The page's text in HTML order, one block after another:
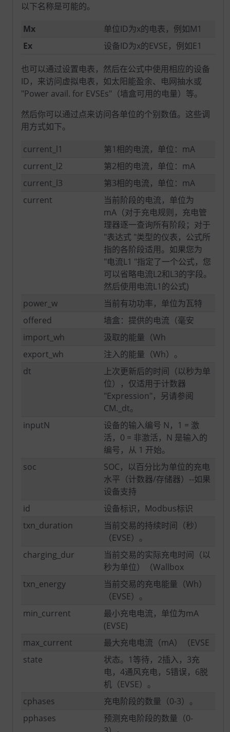
以下名称是可能的。
Mx
单位ID为x的电表，例如M1
Ex
设备ID为x的EVSE，例如E1
也可以通过设置电表，然后在公式中使用相应的设备
ID，来访问虚拟电表，如太阳能盈余、电网抽水或
"Power avail. for EVSEs"（墙盒可用的电量）等。
然后你可以通过点来访问各单位的个别数值。这些调
用方式如下。
current_l1
第1相的电流，单位：mA
current_l2
第2相的电流，单位：mA
current_l3
第3相的电流，单位：mA
current
当前阶段的电流，单位为
mA（对于充电规则，充电管
理器逐一查询所有阶段；对于
"表达式 "类型的仪表，公式所
指的各阶段适用。如果您为
"电流L1 "指定了一个公式，您
可以省略电流L2和L3的字段。
然后使用电流L1的公式)
power_w
当前有功功率，单位为瓦特
offered
墙盒：提供的电流（毫安
import_wh
汲取的能量（Wh
export_wh
注入的能量（Wh）。
dt
上次更新后的时间（以秒为单
位），仅适用于计数器
"Expression"，另请参阅
CM._dt。
inputN
设备的输入编号 N，1 = 激
活，0 = 非激活，N 是输入的
编号，从 1 开始。
soc
SOC，以百分比为单位的充电
水平（计数器/存储器）--如果
设备支持
id
设备标识，Modbus标识
txn_duration
当前交易的持续时间（秒）
（EVSE）。
charging_dur
当前交易的实际充电时间（以
秒为单位）（Wallbox
txn_energy
当前交易的充电能量（Wh）
（EVSE）。
min_current
最小充电电流，单位为mA
(EVSE)
max_current
最大充电电流（mA）（EVSE
state
状态。1等待，2插入，3充
电，4通风充电，5错误，6脱
机（EVSE）。
cphases
充电阶段的数量（0-3）。
pphases
预测充电阶段的数量（0-